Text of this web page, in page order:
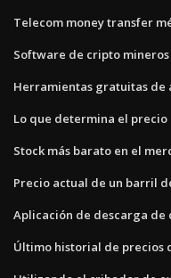
Telecom money transfer
Software de cripto mineros
Herramientas gratuitas de
Lo que determina el
Stock más barato en el
Precio actual de un barril
Aplicación de descarga de
Último historial de precios